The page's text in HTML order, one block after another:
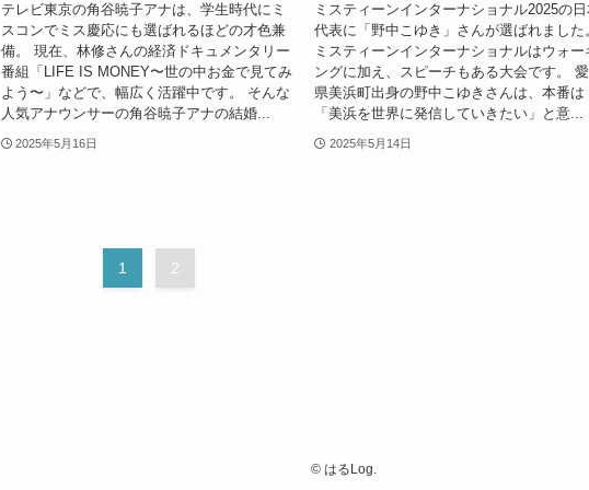
テレビ東京の角谷暁子アナは、学生時代にミ
スコンでミス慶応にも選ばれるほどの才色兼
備。 現在、林修さんの経済ドキュメンタリー
番組「LIFE IS MONEY〜世の中お金で見てみ
よう〜」などで、幅広く活躍中です。 そんな
人気アナウンサーの角谷暁子アナの結婚...
2025年5月16日
ミスティーンインターナショナル2025の
代表に「野中こゆき」さんが選ばれました
ミスティーンインターナショナルはウォー
ングに加え、スピーチもある大会です。
県美浜町出身の野中こゆきさんは、本番は
「美浜を世界に発信していきたい」と意...
2025年5月14日
1 2
© はるLog.